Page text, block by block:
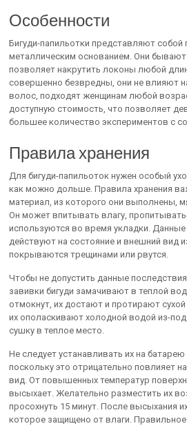
Особенности
Бигуди-папильотки представляют
металлическим основанием. Они бывают
позволяет накрутить локоны любой
совершенно безвредны, они не влияют
волос, подходят женщинам любой
доступную стоимость, что позволяет
большее количество экспериментов с
Правила хранения
Для бигуди-папильоток нужен особый
как можно дольше. Правила хранения
материал, из которого они выполнены,
Он может впитывать влагу,
используются во время укладки.
действуют на состояние и внешний вид
покрываются трещинами или рвутся.
Чтобы не допустить данные
завивки бигуди замачивают в теплой
отмокнут, их достают и протирают
их ополаскивают холодной водой из-
сушку в теплое место.
Не следует устанавливать их на
поскольку это отрицательно повлияет
вид. От повышенных температур
высыхает. Желательно разместить их
просохнуть 15 минут. После высыхания
которое защищено от влаги.